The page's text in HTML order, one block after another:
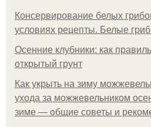
Консервирование белых
условиях рецепты. Белые
Осенние клубники: как
открытый грунт
Как укрыть на зиму
ухода за можжевельником
зиме — общие советы и